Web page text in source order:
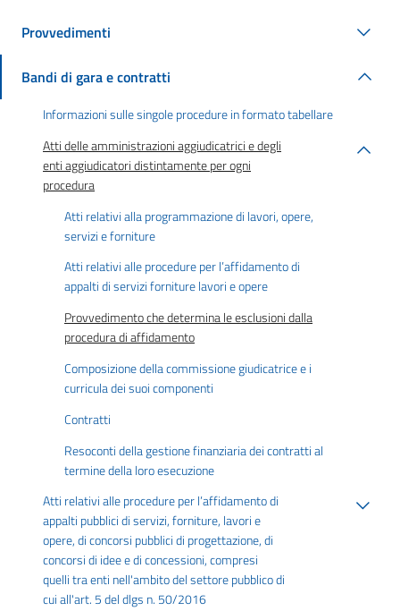
Provvedimenti
Bandi di gara e contratti
Informazioni sulle singole procedure in formato tabellare
Atti delle amministrazioni aggiudicatrici e degli
enti aggiudicatori distintamente per ogni
procedura
Atti relativi alla programmazione di lavori, opere,
servizi e forniture
Atti relativi alle procedure per l’affidamento di
appalti di servizi forniture lavori e opere
Provvedimento che determina le esclusioni dalla
procedura di affidamento
Composizione della commissione giudicatrice e i
curricula dei suoi componenti
Contratti
Resoconti della gestione finanziaria dei contratti al
termine della loro esecuzione
Atti relativi alle procedure per l’affidamento di
appalti pubblici di servizi, forniture, lavori e
opere, di concorsi pubblici di progettazione, di
concorsi di idee e di concessioni, compresi
quelli tra enti nell'ambito del settore pubblico di
cui all'art. 5 del dlgs n. 50/2016